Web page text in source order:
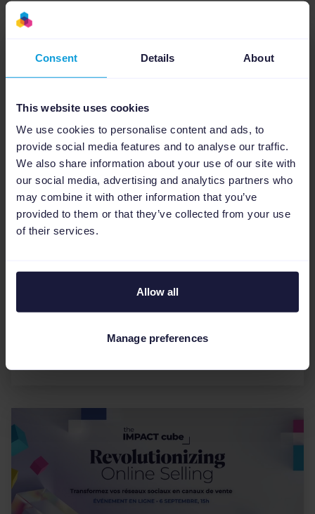
Consent Details About
This website uses cookies
We use cookies to personalise content and ads, to
provide social media features and to analyse our traffic.
We also share information about your use of our site with
our social media, advertising and analytics partners who
may combine it with other information that you’ve
provided to them or that they’ve collected from your use
of their services.
Allow all
Manage preferences
Événements
Channable sera présent à la
BigBoss Summer Edition en
Channable France sera présent à l'événement
plus de 650 décideurs et acteurs du digital